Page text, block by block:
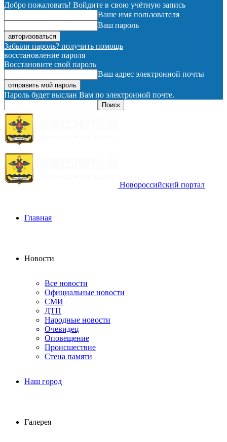
Добро пожаловать! Войдите в свою учётную запись
Ваше имя пользователя
Ваш пароль
Забыли пароль? получить помощь
восстановление пароля
Восстановите свой пароль
Ваш адрес электронной почты
Пароль будет выслан Вам по электронной почте.
Новороссийский портал
Главная
Новости
Все новости
Официальные новости
СМИ
ДТП
Народные новости
Очевидец
Оповещение
Происшествие
Стена памяти
Наш город
Галерея